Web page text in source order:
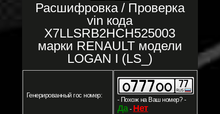
Расшифровка / Проверка
vin кода
X7LLSRB2HCH525003
марки RENAULT модели
LOGAN I (LS_)
Генерированный гос номер:
- Похож на Ваш номер? -
Да- Нет